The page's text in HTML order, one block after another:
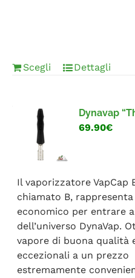
Scegli Dettagli
Dynavap
69.90€
Il vaporizzatore VapCap
chiamato B,
economico per entrare
dell’universo DynaVap.
vapore di buona qualità
eccezionali a un prezzo
estremamente